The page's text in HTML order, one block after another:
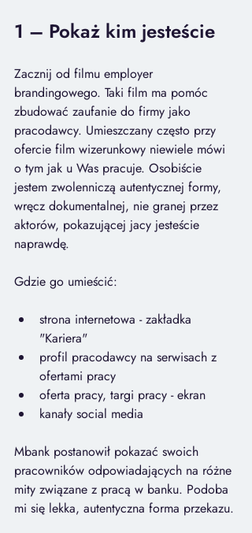
1 – Pokaż kim jesteście
Zacznij od filmu employer
brandingowego. Taki film ma pomóc
zbudować zaufanie do firmy jako
pracodawcy. Umieszczany często przy
ofercie film wizerunkowy niewiele mówi
o tym jak u Was pracuje. Osobiście
jestem zwolenniczą autentycznej formy,
wręcz dokumentalnej, nie granej przez
aktorów, pokazującej jacy jesteście
naprawdę.
Gdzie go umieścić:
strona internetowa - zakładka
"Kariera"
profil pracodawcy na serwisach z
ofertami pracy
oferta pracy, targi pracy - ekran
kanały social media
Mbank postanowił pokazać swoich
pracowników odpowiadających na różne
mity związane z pracą w banku. Podoba
mi się lekka, autentyczna forma przekazu.